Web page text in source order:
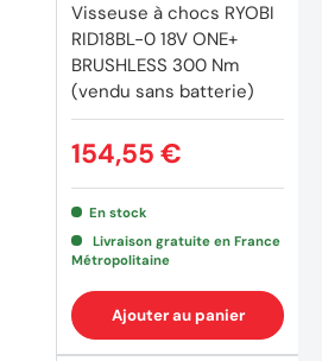
Visseuse à chocs RYOBI
RID18BL-0 18V ONE+
BRUSHLESS 300 Nm
(vendu sans batterie)
154,55 €
En stock
Livraison gratuite en France
Métropolitaine
Ajouter au panier